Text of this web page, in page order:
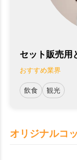
セット販売用
おすすめ業界
飲食 観光
オリジナルコ